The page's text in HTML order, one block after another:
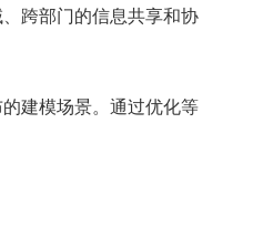
跨部门的信息共享和协
建模场景。通过优化等